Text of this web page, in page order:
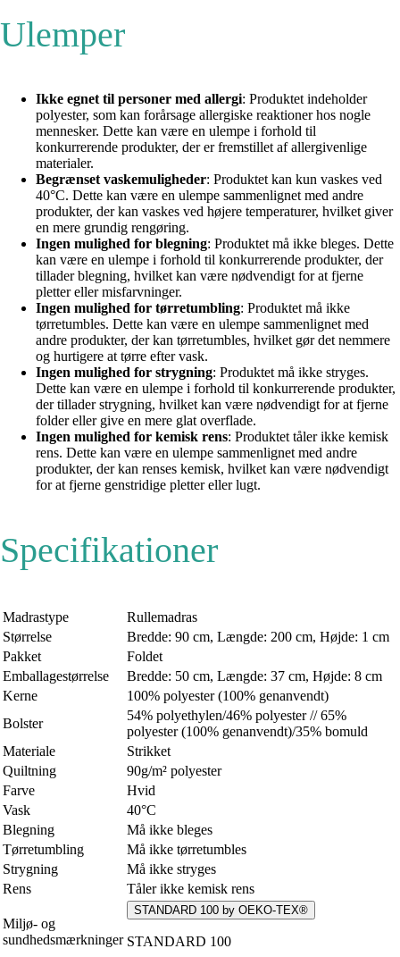
Ulemper
Ikke egnet til personer med allergi: Produktet indeholder
polyester, som kan forårsage allergiske reaktioner hos nogle
mennesker. Dette kan være en ulempe i forhold til
konkurrerende produkter, der er fremstillet af allergivenlige
materialer.
Begrænset vaskemuligheder: Produktet kan kun vaskes ved
40°C. Dette kan være en ulempe sammenlignet med andre
produkter, der kan vaskes ved højere temperaturer, hvilket giver
en mere grundig rengøring.
Ingen mulighed for blegning: Produktet må ikke bleges. Dette
kan være en ulempe i forhold til konkurrerende produkter, der
tillader blegning, hvilket kan være nødvendigt for at fjerne
pletter eller misfarvninger.
Ingen mulighed for tørretumbling: Produktet må ikke
tørretumbles. Dette kan være en ulempe sammenlignet med
andre produkter, der kan tørretumbles, hvilket gør det nemmere
og hurtigere at tørre efter vask.
Ingen mulighed for strygning: Produktet må ikke stryges.
Dette kan være en ulempe i forhold til konkurrerende produkter,
der tillader strygning, hvilket kan være nødvendigt for at fjerne
folder eller give en mere glat overflade.
Ingen mulighed for kemisk rens: Produktet tåler ikke kemisk
rens. Dette kan være en ulempe sammenlignet med andre
produkter, der kan renses kemisk, hvilket kan være nødvendigt
for at fjerne genstridige pletter eller lugt.
Specifikationer
Madrastype
Rullemadras
Størrelse
Bredde: 90 cm, Længde: 200 cm, Højde: 1 cm
Pakket
Foldet
Emballagestørrelse
Bredde: 50 cm, Længde: 37 cm, Højde: 8 cm
Kerne
100% polyester (100% genanvendt)
Bolster
54% polyethylen/46% polyester // 65%
polyester (100% genanvendt)/35% bomuld
Materiale
Strikket
Quiltning
90g/m² polyester
Farve
Hvid
Vask
40°C
Blegning
Må ikke bleges
Tørretumbling
Må ikke tørretumbles
Strygning
Må ikke stryges
Rens
Tåler ikke kemisk rens
Miljø- og
sundhedsmærkninger
STANDARD 100 by OEKO-TEX®
STANDARD 100